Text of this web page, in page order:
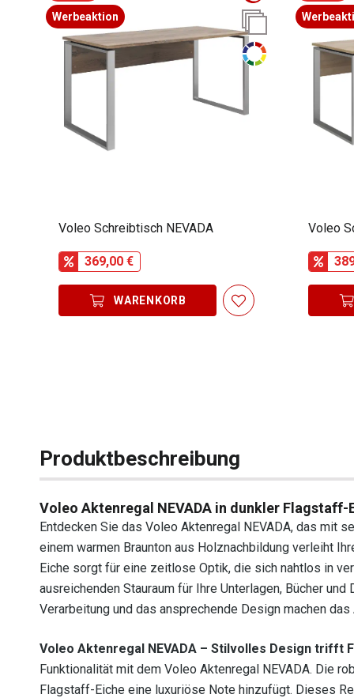
Werbeaktion
Voleo Schreibtisch NEVADA
369,00 €
WARENKORB
Voleo
Produktbeschreibung
Voleo Aktenregal NEVADA in dunkler Flagstaff-
Entdecken Sie das Voleo Aktenregal NEVADA, das mit
einem warmen Braunton aus Holznachbildung verleiht
Eiche sorgt für eine zeitlose Optik, die sich nahtlos in
ausreichenden Stauraum für Ihre Unterlagen, Bücher
Verarbeitung und das ansprechende Design machen
Voleo Aktenregal NEVADA – Stilvolles Design trifft
Funktionalität mit dem Voleo Aktenregal NEVADA. Die
Flagstaff-Eiche eine luxuriöse Note hinzufügt. Dieses